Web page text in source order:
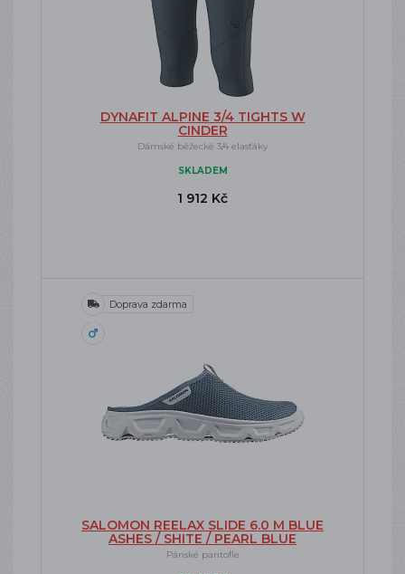
DYNAFIT ALPINE 3/4 TIGHTS W
CINDER
Dámské běžecké 3/4 elasťáky
SKLADEM
1 912 Kč
Doprava zdarma
SALOMON REELAX SLIDE 6.0 M BLUE
ASHES / SHITE / PEARL BLUE
Pánské pantofle